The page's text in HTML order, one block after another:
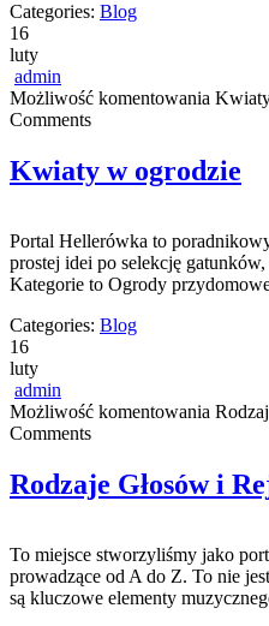
Categories: Blog
16
luty
admin
Możliwość komentowania
Comments
Kwiaty w ogrodzie
Portal Hellerówka to
prostej idei po selekcję
Kategorie to Ogrody
Categories: Blog
16
luty
admin
Możliwość komentowania
Comments
Rodzaje Głosów i
To miejsce stworzyliśmy jako
prowadzące od A do Z. To nie
są kluczowe elementy